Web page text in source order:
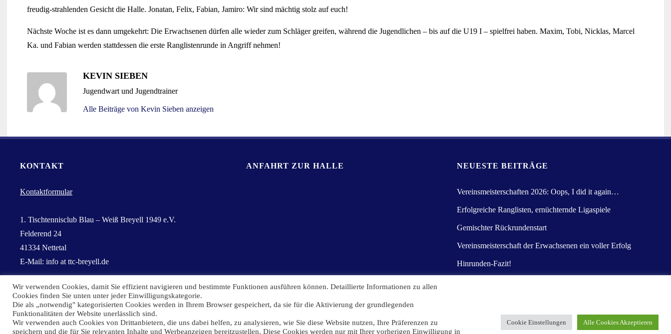
freudig-strahlenden Gesicht die Halle. Jonatan, Felix, Fabian, Jamiro: Wir sind mächtig stolz auf euch!
Nächste Woche ist es dann umgekehrt: Die Erwachsenen dürfen alle wieder zum Schläger greifen, während die Jugendlichen – bis auf die U19 I – spielfrei haben. Maxim, Tobi, Nicklas, Marcel
Ka. und Fabian werden stattdessen die erste Ranglistenrunde in Angriff nehmen!
KEVIN SIEBEN
Jugendwart und Jugendtrainer
Alle Beiträge von Kevin Sieben anzeigen
KONTAKT
Kontaktformular
1. Tischtennisclub Blau – Weiß Breyell 1949 e.V.
Felderend 24
41334 Nettetal
E-Mail: info at ttc-breyell.de
ANFAHRT ZUR HALLE NEUESTE BEITRÄGE
Vereinsmeisterschaften 2026: Oops, I did it again…
Erfolgreiche Ranglisten, ernüchternde Ligaspiele
Gemischter Rückrundenstart
Vereinsmeisterschaft der Erwachsenen ein voller Erfolg
Hinrunden-Fazit!
Präsentiert vonKahuna&WordPress.
©2026 1. TTC BW Breyell 1949
Wir verwenden Cookies, damit Sie effizient navigieren und bestimmte Funktionen ausführen können. Detaillierte Informationen zu allen
Cookies finden Sie unten unter jeder Einwilligungskategorie.
Die als „notwendig" kategorisierten Cookies werden in Ihrem Browser gespeichert, da sie für die Aktivierung der grundlegenden
Funktionalitäten der Website unerlässlich sind.
Wir verwenden auch Cookies von Drittanbietern, die uns dabei helfen, zu analysieren, wie Sie diese Website nutzen, Ihre Präferenzen zu
speichern und die für Sie relevanten Inhalte und Werbeanzeigen bereitzustellen. Diese Cookies werden nur mit Ihrer vorherigen Einwilligung in
Cookie Einstellungen Alle Cookies Akzeptieren